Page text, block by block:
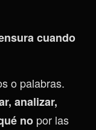
cuando
o palabras.
analizar,
no por las